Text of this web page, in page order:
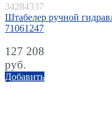
34284337
Штабелер ручной
71061247
127 208
руб.
Добавить